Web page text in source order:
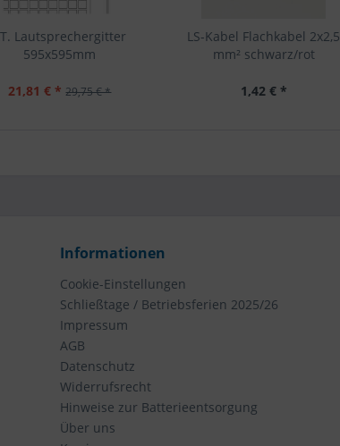
Lautsprechergitter
595x595mm
21,81 € * 29,75 € *
LS-Kabel Flachkabel 2x2,5
mm² schwarz/rot
1,42 € *
Informationen
Cookie-Einstellungen
Schließtage / Betriebsferien 2025/26
Impressum
AGB
Datenschutz
Widerrufsrecht
Hinweise zur Batterieentsorgung
Über uns